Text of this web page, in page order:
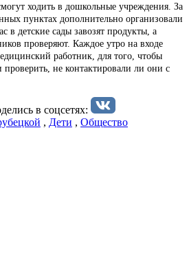
ходить в дошкольные учреждения. За
пунктах дополнительно организовали
в детские сады завозят продукты, а
проверяют. Каждое утро на входе
работник, для того, чтобы
не контактировали ли они с
в соцсетях:
, Дети , Общество